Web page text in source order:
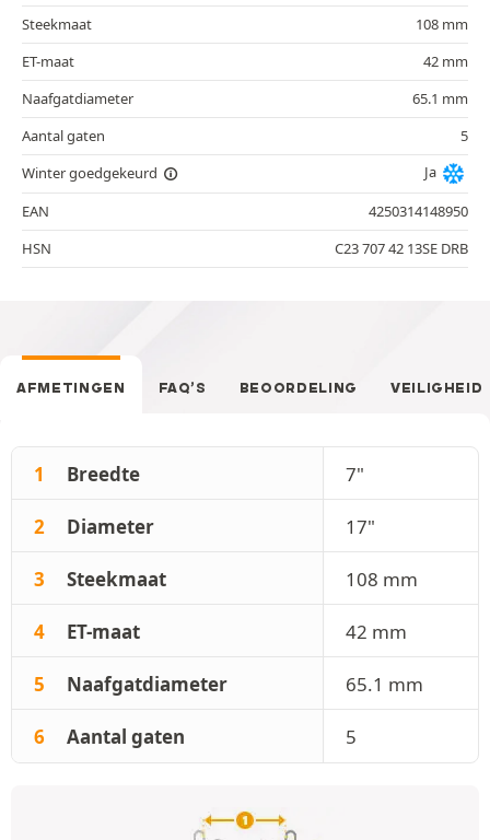
Steekmaat
108 mm
ET-maat
42 mm
Naafgatdiameter
65.1 mm
Aantal gaten
5
Winter goedgekeurd
Ja
EAN
4250314148950
HSN
C23 707 42 13SE DRB
AFMETINGEN FAQ’S BEOORDELING VEILIGHEID
1 Breedte 7"
2 Diameter 17"
3 Steekmaat 108 mm
4 ET-maat 42 mm
5 Naafgatdiameter 65.1 mm
6 Aantal gaten 5